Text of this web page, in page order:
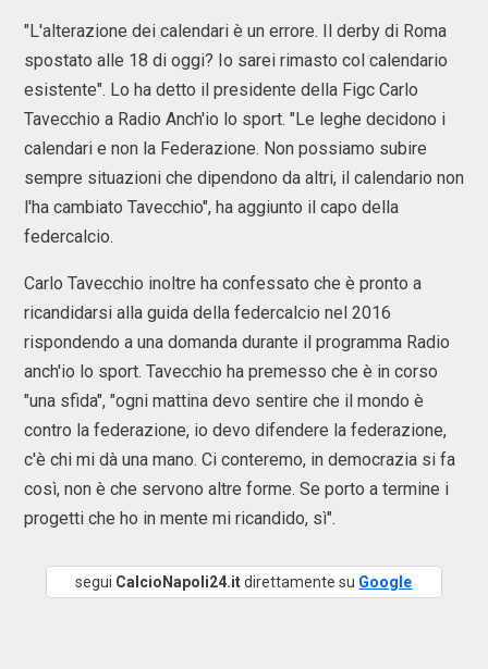
"L'alterazione dei calendari è un errore. Il derby di Roma
spostato alle 18 di oggi? Io sarei rimasto col calendario
esistente". Lo ha detto il presidente della Figc Carlo
Tavecchio a Radio Anch'io lo sport. "Le leghe decidono i
calendari e non la Federazione. Non possiamo subire
sempre situazioni che dipendono da altri, il calendario non
l'ha cambiato Tavecchio", ha aggiunto il capo della
federcalcio.
Carlo Tavecchio inoltre ha confessato che è pronto a
ricandidarsi alla guida della federcalcio nel 2016
rispondendo a una domanda durante il programma Radio
anch'io lo sport. Tavecchio ha premesso che è in corso
"una sfida", "ogni mattina devo sentire che il mondo è
contro la federazione, io devo difendere la federazione,
c'è chi mi dà una mano. Ci conteremo, in democrazia si fa
così, non è che servono altre forme. Se porto a termine i
progetti che ho in mente mi ricandido, sì".
segui CalcioNapoli24.itdirettamente su Google